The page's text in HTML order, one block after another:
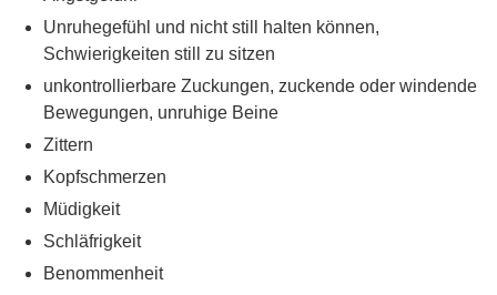
Unruhegefühl und nicht still halten können,
Schwierigkeiten still zu sitzen
unkontrollierbare Zuckungen, zuckende oder windende
Bewegungen, unruhige Beine
Zittern
Kopfschmerzen
Müdigkeit
Schläfrigkeit
Benommenheit